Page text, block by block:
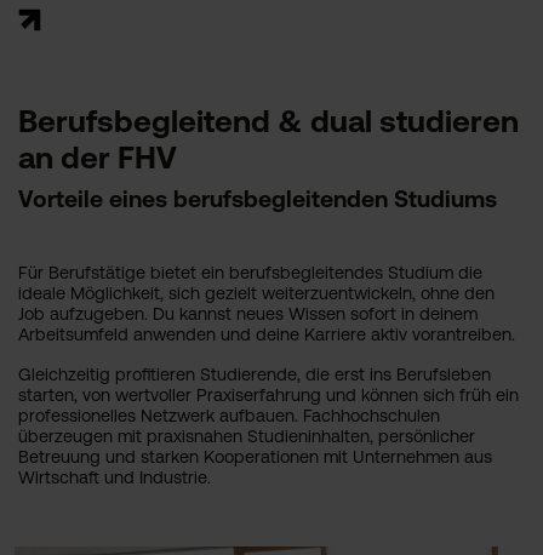
Berufsbegleitend & dual studieren
an der FHV
Vorteile eines berufsbegleitenden Studiums
Für Berufstätige bietet ein berufsbegleitendes Studium die
ideale Möglichkeit, sich gezielt weiterzuentwickeln, ohne den
Job aufzugeben. Du kannst neues Wissen sofort in deinem
Arbeitsumfeld anwenden und deine Karriere aktiv vorantreiben.
Gleichzeitig profitieren Studierende, die erst ins Berufsleben
starten, von wertvoller Praxiserfahrung und können sich früh ein
professionelles Netzwerk aufbauen. Fachhochschulen
überzeugen mit praxisnahen Studieninhalten, persönlicher
Betreuung und starken Kooperationen mit Unternehmen aus
Wirtschaft und Industrie.